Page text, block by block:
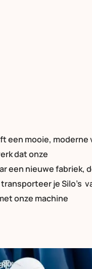
een mooie, moderne
dat onze
een nieuwe fabriek,
je Silo’s
onze machine